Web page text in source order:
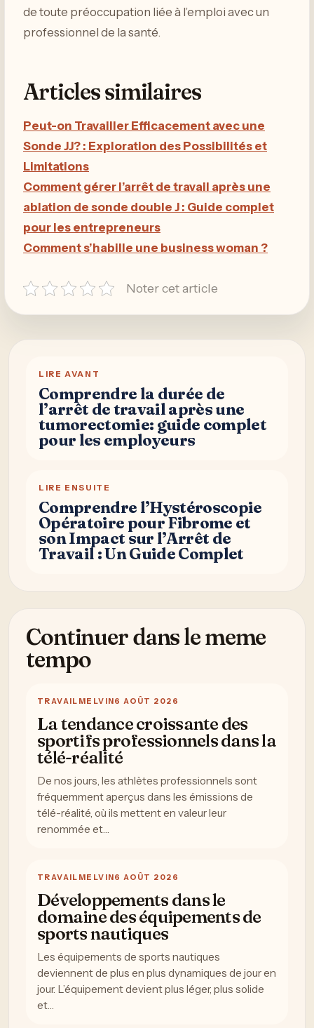
de toute préoccupation liée à l’emploi avec un
professionnel de la santé.
Articles similaires
Peut-on Travailler Efficacement avec une
Sonde JJ? : Exploration des Possibilités et
Limitations
Comment gérer l’arrêt de travail après une
ablation de sonde double J : Guide complet
pour les entrepreneurs
Comment s’habille une business woman ?
Noter cet article
LIRE AVANT
Comprendre la durée de
l’arrêt de travail après une
tumorectomie: guide complet
pour les employeurs
LIRE ENSUITE
Comprendre l’Hystéroscopie
Opératoire pour Fibrome et
son Impact sur l’Arrêt de
Travail : Un Guide Complet
Continuer dans le meme
tempo
TRAVAIL MELVIN6 AOÛT 2026
La tendance croissante des
sportifs professionnels dans la
télé-réalité
De nos jours, les athlètes professionnels sont
fréquemment aperçus dans les émissions de
télé-réalité, où ils mettent en valeur leur
renommée et…
TRAVAIL MELVIN6 AOÛT 2026
Développements dans le
domaine des équipements de
sports nautiques
Les équipements de sports nautiques
deviennent de plus en plus dynamiques de jour en
jour. L’équipement devient plus léger, plus solide
et…